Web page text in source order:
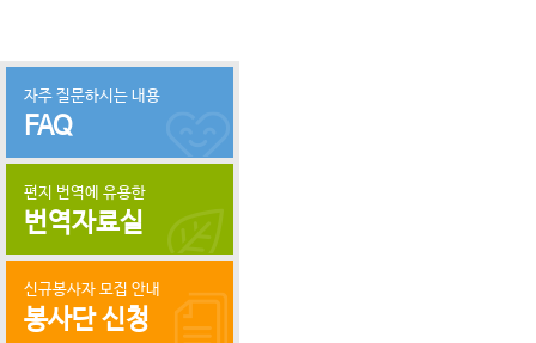
자주 질문하시는 내용
FAQ
편지 번역에 유용한
번역자료실
신규봉사자 모집 안내
봉사단 신청